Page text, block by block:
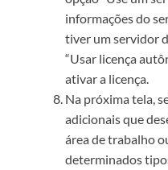
informações do
tiver um servidor
“Usar licença
ativar a licença.
Na próxima tela,
adicionais que
área de trabalho
determinados